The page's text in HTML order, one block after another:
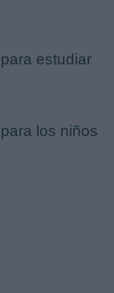
estudiar
los niños